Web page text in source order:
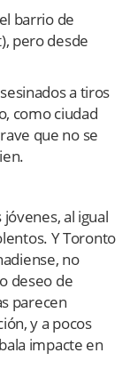
barrio de
pero desde
a tiros
como ciudad
que no se
al igual
Y Toronto
no
deseo de
parecen
y a pocos
impacte en